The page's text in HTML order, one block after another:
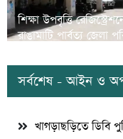
শিক্ষা উপবৃত্তি
রাঙামাটি পার্বত্য জেলা
সর্বশেষ - আইন ও
খাগড়াছড়িতে ডিবি